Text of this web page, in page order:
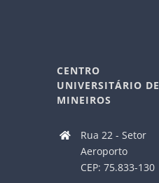
CENTRO
UNIVERSITÁRIO DE
MINEIROS
Rua 22 - Setor
Aeroporto
CEP: 75.833-130